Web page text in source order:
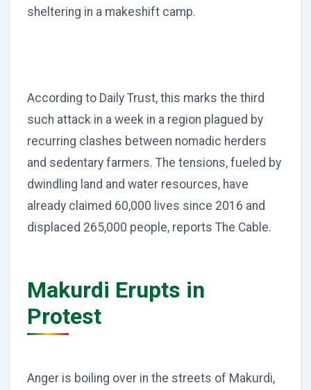
sheltering in a makeshift camp.
According to Daily Trust, this marks the third
such attack in a week in a region plagued by
recurring clashes between nomadic herders
and sedentary farmers. The tensions, fueled by
dwindling land and water resources, have
already claimed 60,000 lives since 2016 and
displaced 265,000 people, reports The Cable.
Makurdi Erupts in
Protest
Anger is boiling over in the streets of Makurdi,